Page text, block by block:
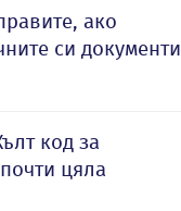
ако
си документи
код за
цяла